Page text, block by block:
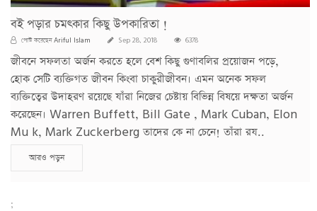
বই পড়ার চমৎকার কিছু উপকারিতা !
পোস্ট করেছেনAriful Islam Sep 28, 2018 6378
জীবনে সফলতা অর্জন করতে হলে বেশ কিছু গুণাবলির প্রয়োজন পড়ে,
হোক সেটি ব্যক্তিগত জীবন কিংবা চাকুরীজীবন। এমন অনেক সফল
ব্যক্তিত্বের উদাহরণ রয়েছে যাঁরা নিজের চেষ্টায় বিভিন্ন বিষয়ে দক্ষতা অর্জন
করেছেন। Warren Buffett, Bill Gate , Mark Cuban, Elon
Mu k, Mark Zuckerberg তাদের কে না চেনে! তাঁরা রয..
আরও পড়ুন
;